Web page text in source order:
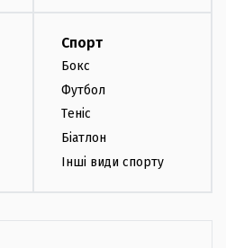
Спорт
Бокс
Футбол
Теніс
Біатлон
Інші види спорту